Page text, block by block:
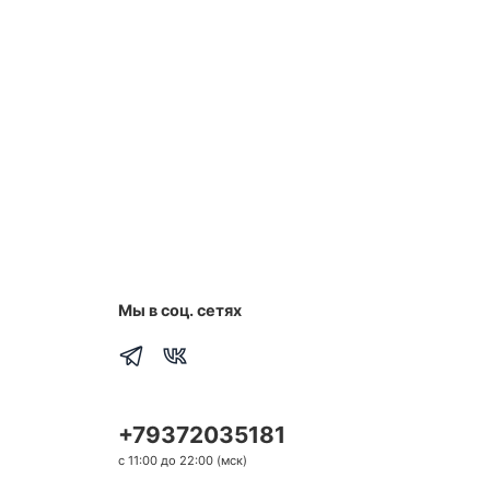
Мы в соц. сетях
+79372035181
с 11:00 до 22:00 (мск)